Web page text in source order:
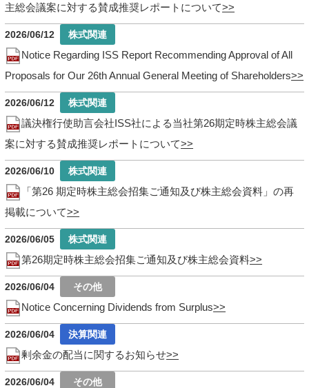
主総会議案に対する賛成推奨レポートについて
2026/06/12
Notice Regarding ISS Report Recommending Approval of All
Proposals for Our 26th Annual General Meeting of Shareholders
2026/06/12
議決権行使助言会社ISS社による当社第26期定時株主総会議
案に対する賛成推奨レポートについて
2026/06/10
「第26 期定時株主総会招集ご通知及び株主総会資料」の再
掲載について
2026/06/05
第26期定時株主総会招集ご通知及び株主総会資料
2026/06/04
Notice Concerning Dividends from Surplus
2026/06/04
剰余金の配当に関するお知らせ
2026/06/04